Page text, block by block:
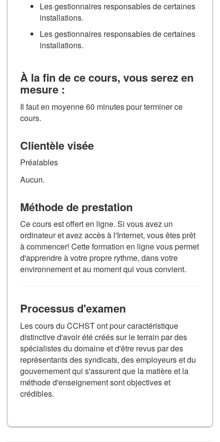
Les gestionnaires responsables de certaines
installations.
Les gestionnaires responsables de certaines
installations.
À la fin de ce cours, vous serez en
mesure :
Il faut en moyenne 60 minutes pour terminer ce
cours.
Clientèle visée
Préalables
Aucun.
Méthode de prestation
Ce cours est offert en ligne. Si vous avez un
ordinateur et avez accès à l'Internet, vous êtes prêt
à commencer! Cette formation en ligne vous permet
d'apprendre à votre propre rythme, dans votre
environnement et au moment qui vous convient.
Processus d'examen
Les cours du CCHST ont pour caractéristique
distinctive d'avoir été créés sur le terrain par des
spécialistes du domaine et d'être revus par des
représentants des syndicats, des employeurs et du
gouvernement qui s'assurent que la matière et la
méthode d'enseignement sont objectives et
crédibles.